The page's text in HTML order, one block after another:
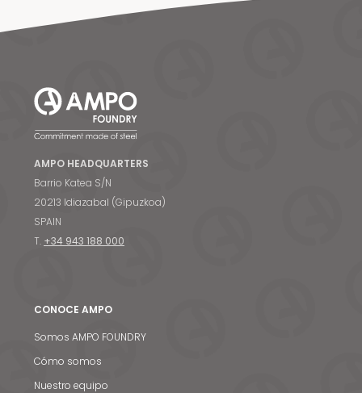
AMPO HEADQUARTERS
Barrio Katea S/N
20213 Idiazabal (Gipuzkoa)
SPAIN
T. +34 943 188 000
CONOCE AMPO
Somos AMPO FOUNDRY
Cómo somos
Nuestro equipo